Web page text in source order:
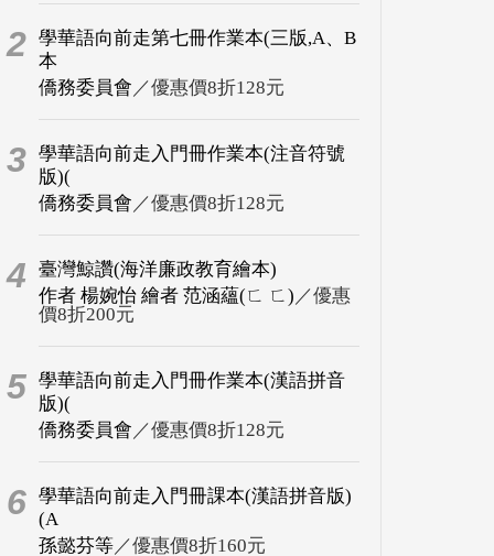
2 學華語向前走第七冊作業本(三版,A、B
本
僑務委員會 ／優惠價8折128元
3 學華語向前走入門冊作業本(注音符號
版)(
僑務委員會 ／優惠價8折128元
4
臺灣鯨讚(海洋廉政教育繪本)
作者 楊婉怡 繪者 范涵蘊(ㄈ ㄈ) ／優惠
價8折200元
5 學華語向前走入門冊作業本(漢語拼音
版)(
僑務委員會 ／優惠價8折128元
6 學華語向前走入門冊課本(漢語拼音版)
(A
孫懿芬等／優惠價8折160元